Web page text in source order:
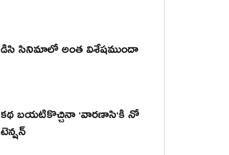
డిసి సినిమాలో అంత విశేషముందా
కథ బయటికొచ్చినా 'వారణాసి'కి నో
టెన్షన్